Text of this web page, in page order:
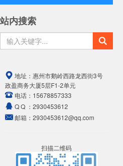
站内搜索
地址： 惠州市鹅岭西路龙西街3号
政盈商务大厦5层F1-2单元
电话： 15678857333
Q Q ： 2930453612
邮箱： 2930453612@qq.com
扫描二维码